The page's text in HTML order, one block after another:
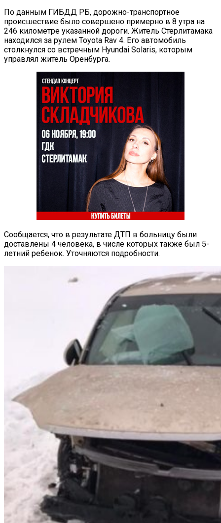
По данным ГИБДД РБ, дорожно-транспортное
происшествие было совершено примерно в 8 утра на
246 километре указанной дороги. Житель Стерлитамака
находился за рулем Toyota Rav 4. Его автомобиль
столкнулся со встречным Hyundai Solaris, которым
управлял житель Оренбурга.
Сообщается, что в результате ДТП в больницу были
доставлены 4 человека, в числе которых также был 5-
летний ребенок. Уточняются подробности.